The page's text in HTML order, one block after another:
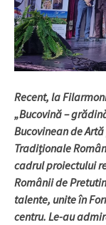
Recent, la
„Bucovină –
Bucovinean de
Tradiționale
cadrul proiectului
Românii de
talente, unite în
centru. Le-au